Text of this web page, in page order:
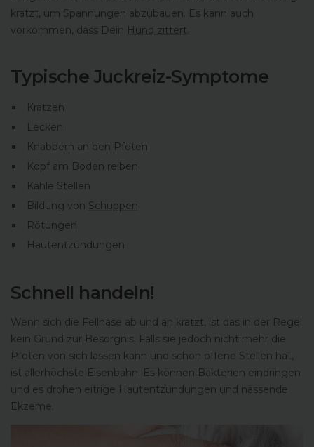
kratzt, um Spannungen abzubauen. Es kann auch
vorkommen, dass Dein Hund zittert.
Typische Juckreiz-Symptome
Kratzen
Lecken
Knabbern an den Pfoten
Kopf am Boden reiben
Kahle Stellen
Bildung von Schuppen
Rötungen
Hautentzündungen
Schnell handeln!
Wenn sich die Fellnase ab und an kratzt, ist das in der Regel
kein Grund zur Besorgnis. Falls sie jedoch nicht mehr die
Pfoten von sich lassen kann und schon offene Stellen hat,
ist allerhöchste Eisenbahn. Es können Bakterien eindringen
und es drohen eitrige Hautentzündungen und nässende
Ekzeme.